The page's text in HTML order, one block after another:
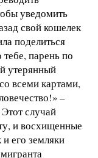
уведомить
свой кошелек
поделиться
парень по
утерянный
всеми картами,
–
случай
и восхищенные
его земляки